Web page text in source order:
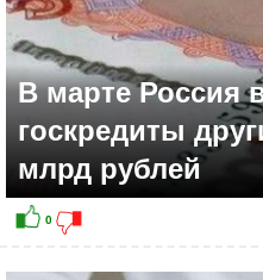
В марте Россия
госкредиты
млрд рублей